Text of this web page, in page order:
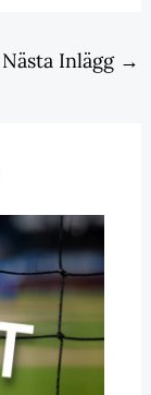
Nästa Inlägg →